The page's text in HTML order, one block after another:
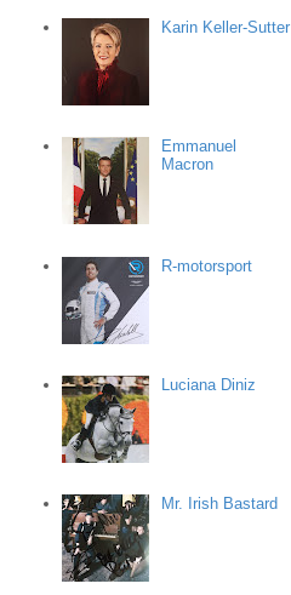
Karin Keller-Sutter
Emmanuel
Macron
R-motorsport
Luciana Diniz
Mr. Irish Bastard